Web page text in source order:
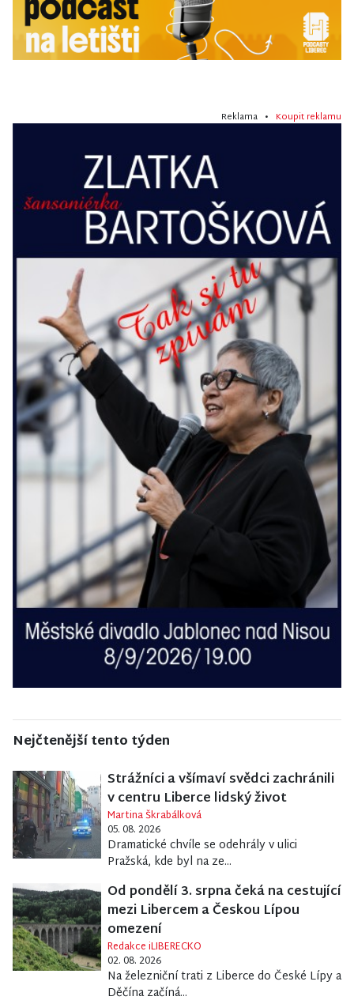
Reklama • Koupit reklamu
Nejčtenější tento týden
Strážníci a všímaví svědci zachránili
v centru Liberce lidský život
Martina Škrabálková
05. 08. 2026
Dramatické chvíle se odehrály v ulici
Pražská, kde byl na ze...
Od pondělí 3. srpna čeká na cestující
mezi Libercem a Českou Lípou
omezení
Redakce iLIBERECKO
02. 08. 2026
Na železniční trati z Liberce do České Lípy a
Děčína začíná...